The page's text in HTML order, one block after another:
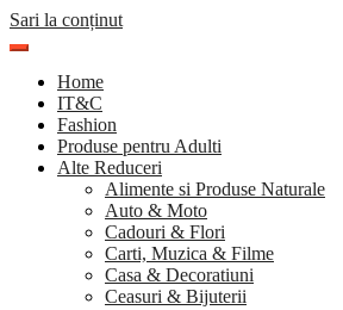
Sari la conținut
Home
IT&C
Fashion
Produse pentru Adulti
Alte Reduceri
Alimente si Produse Naturale
Auto & Moto
Cadouri & Flori
Carti, Muzica & Filme
Casa & Decoratiuni
Ceasuri & Bijuterii